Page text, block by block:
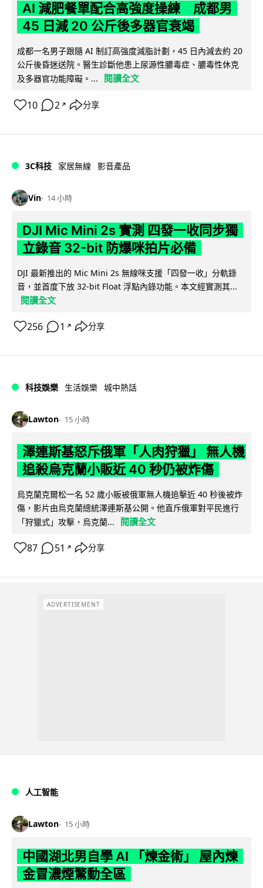
AI 減肥餐單配合高強度操練 成都男
45 日減 20 公斤後多器官衰竭
成都一名男子跟隨 AI 制訂高強度減脂計劃，45 日內減去約 20
公斤後昏迷送院。醫生診斷他患上尿源性膿毒症、膿毒性休克
及多器官功能障礙。...
閱讀全文
10 2 ↗ 分享
3C科技 家居無線 影音產品
Vin 14 小時
DJI Mic Mini 2s 實測 四發一收同步獨
立錄音 32-bit 防爆咪拍片必備
DJI 最新推出的 Mic Mini 2s 無線咪支援「四發一收」分軌錄
音，並首度下放 32-bit Float 浮點內錄功能。本文經實測其...
閱讀全文
256 1 ↗ 分享
科技娛樂 生活娛樂 城中熱話
Lawton 15 小時
澤連斯基怒斥俄軍「人肉狩獵」 無人機
追殺烏克蘭小販近 40 秒仍被炸傷
烏克蘭克爾松一名 52 歲小販被俄軍無人機追擊近 40 秒後被炸
傷，影片由烏克蘭總統澤連斯基公開。他直斥俄軍對平民進行
「狩獵式」攻擊，烏克蘭...
閱讀全文
87 51 ↗ 分享
ADVERTISEMENT
人工智能
Lawton 15 小時
中國湖北男自學 AI 「煉金術」 屋內煉
金冒濃煙驚動全區